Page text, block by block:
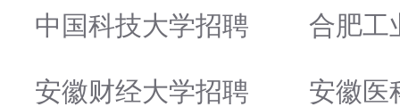
中国科技大学招聘 合肥工
安徽财经大学招聘 安徽医